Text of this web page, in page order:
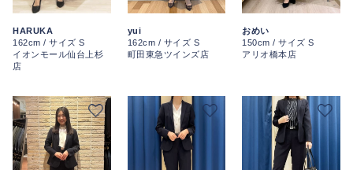
HARUKA
162cm / サイズ S
イオンモール仙台上杉
店
yui
162cm / サイズ S
町田東急ツインズ店
おめい
150cm / サイズ S
アリオ橋本店